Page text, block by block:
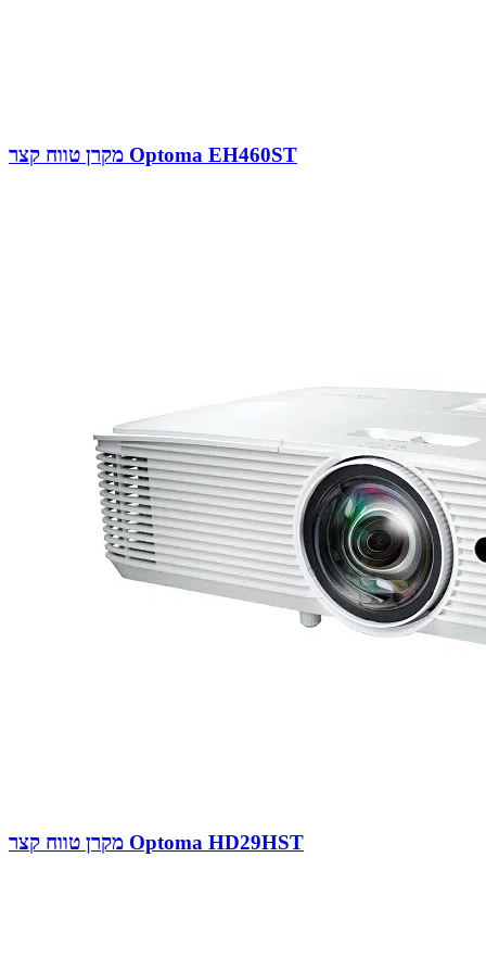
מקרן טווח קצר Optoma EH460ST
מקרן טווח קצר Optoma HD29HST